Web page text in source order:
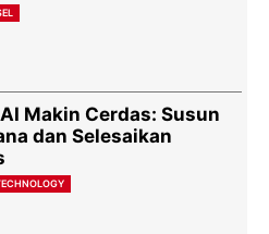
Makin Cerdas: Susun
dan Selesaikan